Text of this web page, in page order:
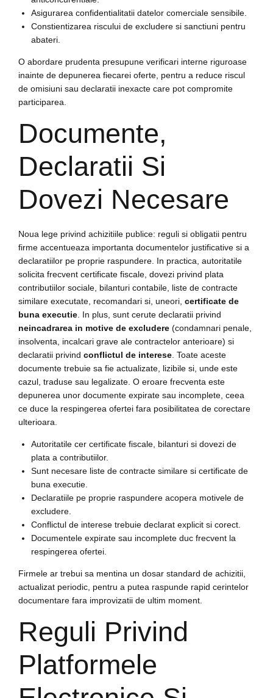
Asigurarea confidentialitatii datelor comerciale sensibile.
Constientizarea riscului de excludere si sanctiuni pentru
abateri.
O abordare prudenta presupune verificari interne riguroase
inainte de depunerea fiecarei oferte, pentru a reduce riscul
de omisiuni sau declaratii inexacte care pot compromite
participarea.
Documente,
Declaratii Si
Dovezi Necesare
Noua lege privind achizitiile publice: reguli si obligatii pentru
firme accentueaza importanta documentelor justificative si a
declaratiilor pe proprie raspundere. In practica, autoritatile
solicita frecvent certificate fiscale, dovezi privind plata
contributiilor sociale, bilanturi contabile, liste de contracte
similare executate, recomandari si, uneori, certificate de
buna executie. In plus, sunt cerute declaratii privind
neincadrarea in motive de excludere (condamnari penale,
insolventa, incalcari grave ale contractelor anterioare) si
declaratii privind conflictul de interese. Toate aceste
documente trebuie sa fie actualizate, lizibile si, unde este
cazul, traduse sau legalizate. O eroare frecventa este
depunerea unor documente expirate sau incomplete, ceea
ce duce la respingerea ofertei fara posibilitatea de corectare
ulterioara.
Autoritatile cer certificate fiscale, bilanturi si dovezi de
plata a contributiilor.
Sunt necesare liste de contracte similare si certificate de
buna executie.
Declaratiile pe proprie raspundere acopera motivele de
excludere.
Conflictul de interese trebuie declarat explicit si corect.
Documentele expirate sau incomplete duc frecvent la
respingerea ofertei.
Firmele ar trebui sa mentina un dosar standard de achizitii,
actualizat periodic, pentru a putea raspunde rapid cerintelor
documentare fara improvizatii de ultim moment.
Reguli Privind
Platformele